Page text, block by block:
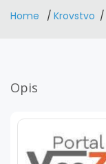
Home Krovstvo
Opis